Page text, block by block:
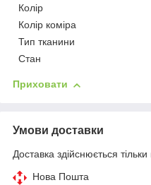
Колір
Колір коміра
Тип тканини
Стан
Приховати
Умови доставки
Доставка здійснюється
Нова Пошта